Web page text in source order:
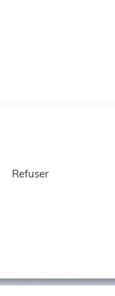
Refuser